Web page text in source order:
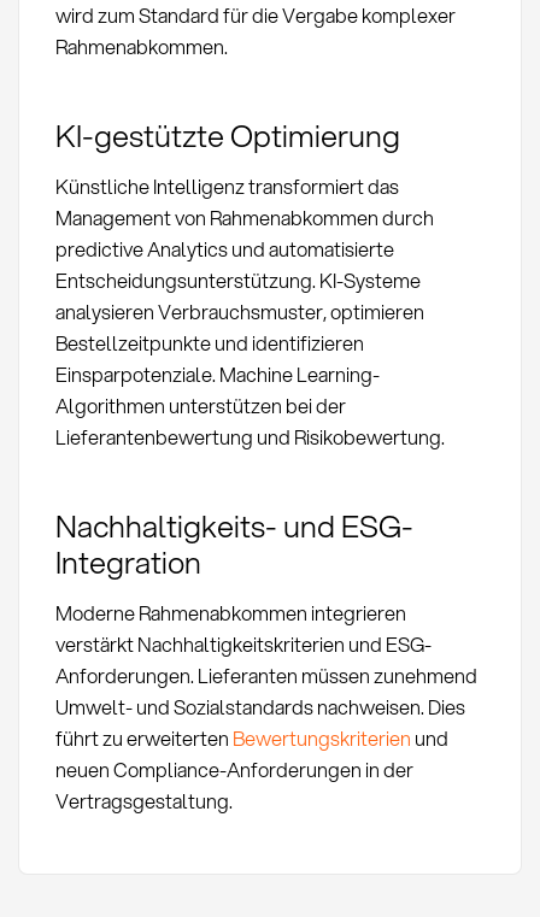
wird zum Standard für die Vergabe komplexer
Rahmenabkommen.
KI-gestützte Optimierung
Künstliche Intelligenz transformiert das
Management von Rahmenabkommen durch
predictive Analytics und automatisierte
Entscheidungsunterstützung. KI-Systeme
analysieren Verbrauchsmuster, optimieren
Bestellzeitpunkte und identifizieren
Einsparpotenziale. Machine Learning-
Algorithmen unterstützen bei der
Lieferantenbewertung und Risikobewertung.
Nachhaltigkeits- und ESG-
Integration
Moderne Rahmenabkommen integrieren
verstärkt Nachhaltigkeitskriterien und ESG-
Anforderungen. Lieferanten müssen zunehmend
Umwelt- und Sozialstandards nachweisen. Dies
führt zu erweiterten Bewertungskriterien und
neuen Compliance-Anforderungen in der
Vertragsgestaltung.